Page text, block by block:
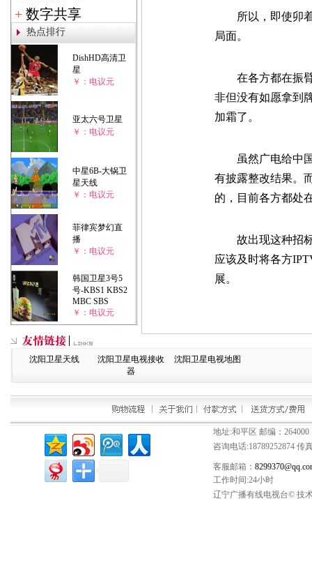
+ 数字共享
热点排行
DishHD高清卫
星
￥：电议元
亚太六号卫星
￥：电议元
中星6B-大锅卫
星天线
￥：电议元
菲律宾梦幻直
播
￥：电议元
韩国卫星3号5
号-KBS1 KBS2
MBC SBS
￥：电议元
所以，即使卯着
局面。
在各方都在振臂
非但没有如愿拿到
加霜了。
虽然广电给中国
有披露整改结果。
的，目前各方都处
故出现这种招标
应该及时将各方
展。
沈阳卫星天线
沈阳卫星电视接收
器
沈阳卫星电视地图
地址:和平区 邮编：264000
咨询电话:18789252874 传
客服邮箱：
工作时间:24小时
辽宁广播有线电视台© 技